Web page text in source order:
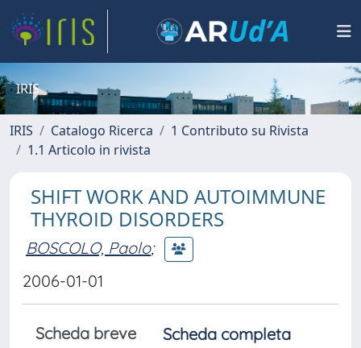
IRIS
IRIS Catalogo Ricerca
1 Contributo su Rivista
1.1 Articolo in rivista
SHIFT WORK AND AUTOIMMUNE
THYROID DISORDERS
BOSCOLO, Paolo;
2006-01-01
Scheda breve
Scheda completa